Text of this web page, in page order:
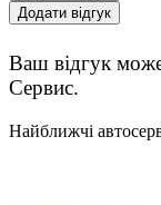
Додати відгук
Ваш відгук
Сервис.
Найближчі